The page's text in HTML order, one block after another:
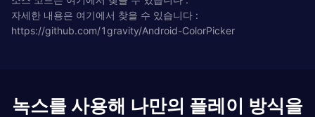
자세한 내용은 여기에서 찾을 수 있습니다 :
https://github.com/1gravity/Android-ColorPicker
녹스를 사용해 나만의 플레이 방식을